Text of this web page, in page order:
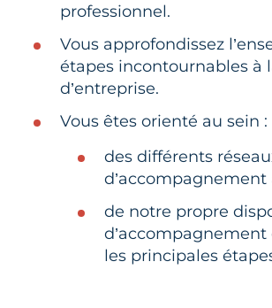
professionnel.
Vous approfondissez
étapes incontournables à
d’entreprise.
Vous êtes orienté au sein :
des différents
d’accompagnement
de notre propre
les principales